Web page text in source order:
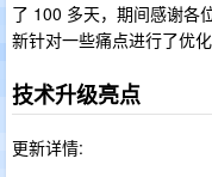
了 100 多天，期间感谢各
新针对一些痛点进行了优
技术升级亮点
更新详情: